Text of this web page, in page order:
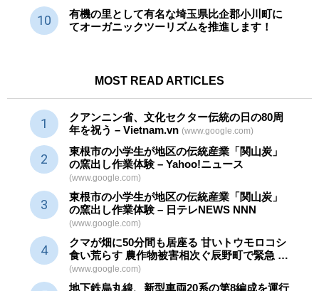
有機の里として有名な埼玉県比企郡小川町に
てオーガニックツーリズムを推進します！
MOST READ ARTICLES
クアンニン省、文化セクター伝統の日の80周
年を祝う – Vietnam.vn (www.google.com)
東根市の小学生が地区の伝統産業 「関山炭」
の窯出し作業体験 – Yahoo!ニュース
(www.google.com)
東根市の小学生が地区の伝統産業 「関山炭」
の窯出し作業体験 – 日テレNEWS NNN
(www.google.com)
クマが畑に50分間も居座る 甘いトウモロコシ
食い荒らす 農作物被害相次ぐ辰野町で緊急 …
(www.google.com)
地下鉄烏丸線、新型車両20系の第8編成を運行